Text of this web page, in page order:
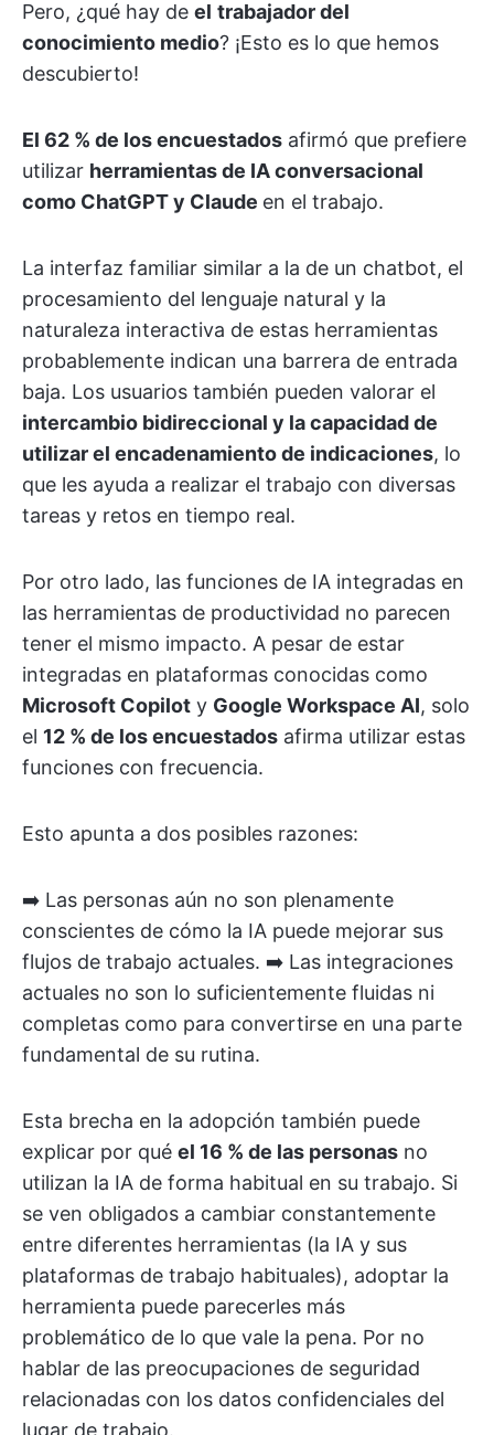
Pero, ¿qué hay de el trabajador del
conocimiento medio? ¡Esto es lo que hemos
descubierto!
El 62 % de los encuestados afirmó que prefiere
utilizar herramientas de IA conversacional
como ChatGPT y Claude en el trabajo.
La interfaz familiar similar a la de un chatbot, el
procesamiento del lenguaje natural y la
naturaleza interactiva de estas herramientas
probablemente indican una barrera de entrada
baja. Los usuarios también pueden valorar el
intercambio bidireccional y la capacidad de
utilizar el encadenamiento de indicaciones, lo
que les ayuda a realizar el trabajo con diversas
tareas y retos en tiempo real.
Por otro lado, las funciones de IA integradas en
las herramientas de productividad no parecen
tener el mismo impacto. A pesar de estar
integradas en plataformas conocidas como
Microsoft Copilot y Google Workspace AI, solo
el 12 % de los encuestados afirma utilizar estas
funciones con frecuencia.
Esto apunta a dos posibles razones:
➡️ Las personas aún no son plenamente
conscientes de cómo la IA puede mejorar sus
flujos de trabajo actuales. ➡️ Las integraciones
actuales no son lo suficientemente fluidas ni
completas como para convertirse en una parte
fundamental de su rutina.
Esta brecha en la adopción también puede
explicar por qué el 16 % de las personas no
utilizan la IA de forma habitual en su trabajo. Si
se ven obligados a cambiar constantemente
entre diferentes herramientas (la IA y sus
plataformas de trabajo habituales), adoptar la
herramienta puede parecerles más
problemático de lo que vale la pena. Por no
hablar de las preocupaciones de seguridad
relacionadas con los datos confidenciales del
lugar de trabajo.